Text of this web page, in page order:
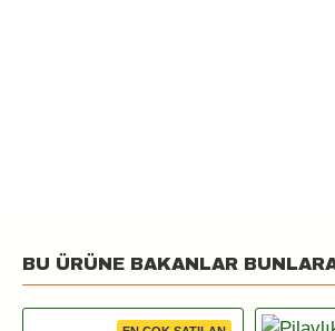
BU ÜRÜNE BAKANLAR